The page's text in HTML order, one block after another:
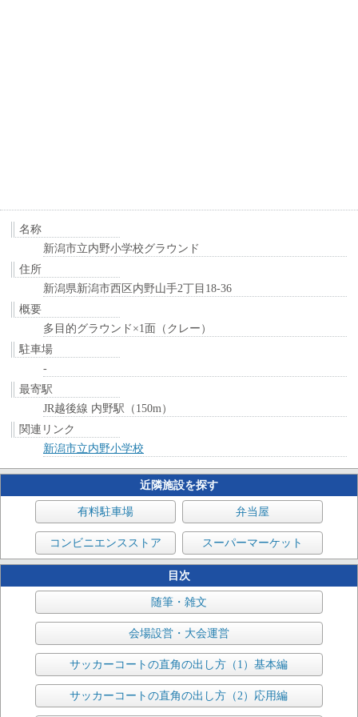
名称
新潟市立内野小学校グラウンド
住所
新潟県新潟市西区内野山手2丁目18-36
概要
多目的グラウンド×1面（クレー）
駐車場
-
最寄駅
JR越後線 内野駅（150m）
関連リンク
新潟市立内野小学校
近隣施設を探す
有料駐車場 弁当屋
コンビニエンスストア スーパーマーケット
目次
随筆・雑文
会場設営・大会運営
サッカーコートの直角の出し方（1）基本編
サッカーコートの直角の出し方（2）応用編